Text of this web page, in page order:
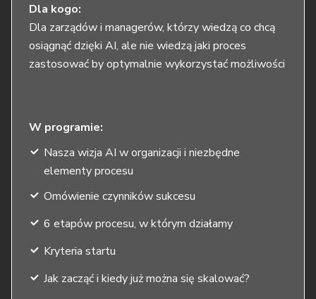
Dla kogo:
Dla zarządów i managerów, którzy wiedzą co chcą
osiągnąć dzięki AI, ale nie wiedzą jaki proces
zastosować by optymalnie wykorzystać możliwości
W programie:
Nasza wizja AI w organizacji i niezbędne
elementy procesu
Omówienie czynników sukcesu
6 etapów procesu, w którym działamy
Kryteria startu
Jak zacząć i kiedy już można się skalować?